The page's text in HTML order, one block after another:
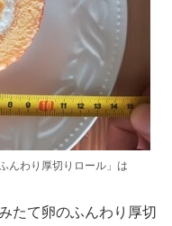
んわり厚切りロール」は
たて卵のふんわり厚切